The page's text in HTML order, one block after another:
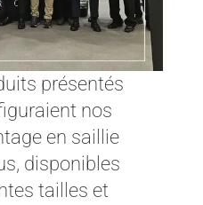
présentés
nos
en saillie
disponibles
tailles et